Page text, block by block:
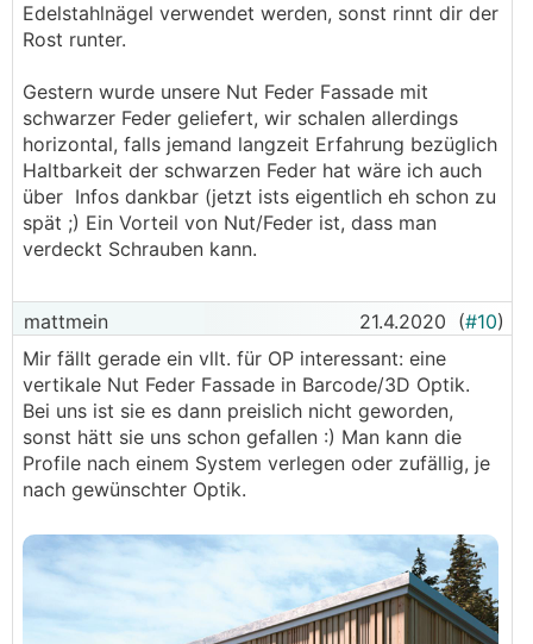
Edelstahlnägel verwendet werden, sonst rinnt dir der
Rost runter.
Gestern wurde unsere Nut Feder Fassade mit
schwarzer Feder geliefert, wir schalen allerdings
horizontal, falls jemand langzeit Erfahrung bezüglich
Haltbarkeit der schwarzen Feder hat wäre ich auch
über Infos dankbar (jetzt ists eigentlich eh schon zu
spät ;) Ein Vorteil von Nut/Feder ist, dass man
verdeckt Schrauben kann.
mattmein 21.4.2020 (#10)
Mir fällt gerade ein vllt. für OP interessant: eine
vertikale Nut Feder Fassade in Barcode/3D Optik.
Bei uns ist sie es dann preislich nicht geworden,
sonst hätt sie uns schon gefallen :) Man kann die
Profile nach einem System verlegen oder zufällig, je
nach gewünschter Optik.